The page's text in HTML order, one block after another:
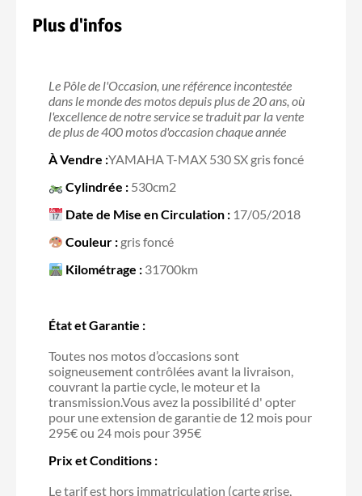
Plus d'infos
Le Pôle de l'Occasion, une référence incontestée
dans le monde des motos depuis plus de 20 ans, où
l'excellence de notre service se traduit par la vente
de plus de 400 motos d'occasion chaque année
À Vendre :YAMAHA T-MAX 530 SX gris foncé
Cylindrée : 530cm2
Date de Mise en Circulation : 17/05/2018
Couleur : gris foncé
Kilométrage : 31700km
État et Garantie :
Toutes nos motos d’occasions sont
soigneusement contrôlées avant la livraison,
couvrant la partie cycle, le moteur et la
transmission.Vous avez la possibilité d' opter
pour une extension de garantie de 12 mois pour
295€ ou 24 mois pour 395€
Prix et Conditions :
Le tarif est hors immatriculation (carte grise,